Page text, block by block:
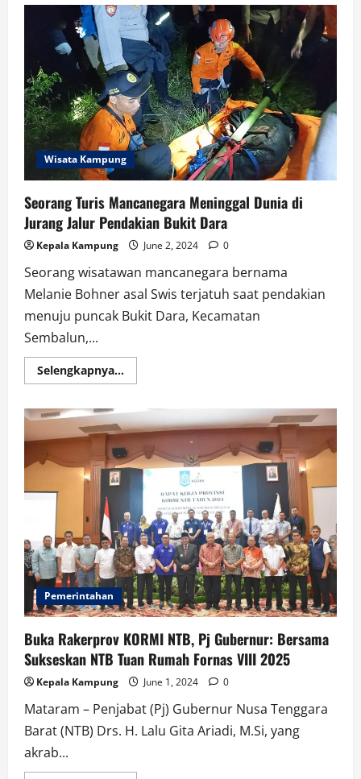
Rakyat
Menggugat
(ARM)
NTB
Unjukrasa
Di
RS
Mata
Provinsi
NTB
Wisata Kampung
Seorang Turis Mancanegara Meninggal Dunia di
Jurang Jalur Pendakian Bukit Dara
Kepala Kampung June 2, 2024 0
Seorang wisatawan mancanegara bernama
Melanie Bohner asal Swis terjatuh saat pendakian
menuju puncak Bukit Dara, Kecamatan
Sembalun,...
Selengkapnya...Read
more
Turis
Mancanegara
Meninggal
Dunia
di
Jurang
Jalur
Pendakian
Dara
Pemerintahan
Buka Rakerprov KORMI NTB, Pj Gubernur: Bersama
Sukseskan NTB Tuan Rumah Fornas VIII 2025
Kepala Kampung June 1, 2024 0
Mataram – Penjabat (Pj) Gubernur Nusa Tenggara
Barat (NTB) Drs. H. Lalu Gita Ariadi, M.Si, yang
akrab...